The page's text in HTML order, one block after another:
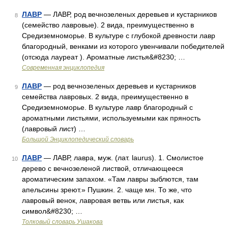
8 ЛАВР — ЛАВР, род вечнозеленых деревьев и кустарников
(семейство лавровые). 2 вида, преимущественно в
Средиземноморье. В культуре с глубокой древности лавр
благородный, венками из которого увенчивали победителей
(отсюда лауреат ). Ароматные листья&#8230; …
Современная энциклопедия
9 ЛАВР — род вечнозеленых деревьев и кустарников
семейства лавровых. 2 вида, преимущественно в
Средиземноморье. В культуре лавр благородный с
ароматными листьями, используемыми как пряность
(лавровый лист) …
Большой Энциклопедический словарь
10 ЛАВР — ЛАВР, лавра, муж. (лат. laurus). 1. Смолистое
дерево с вечнозеленой листвой, отличающееся
ароматическим запахом. «Там лавры зыблются, там
апельсины зреют.» Пушкин. 2. чаще мн. То же, что
лавровый венок, лавровая ветвь или листья, как
символ&#8230; …
Толковый словарь Ушакова